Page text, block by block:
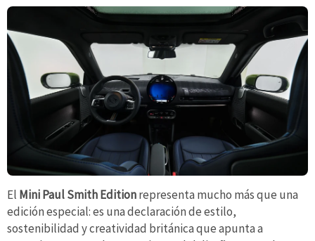
El Mini Paul Smith Editionrepresenta mucho más que una
edición especial: es una declaración de estilo,
sostenibilidad y creatividad británica que apunta a